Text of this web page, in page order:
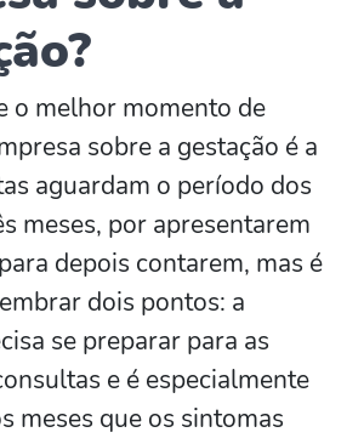
o melhor momento de
sobre a gestação é a
aguardam o período dos
meses, por apresentarem
depois contarem, mas é
dois pontos: a
se preparar para as
e é especialmente
meses que os sintomas